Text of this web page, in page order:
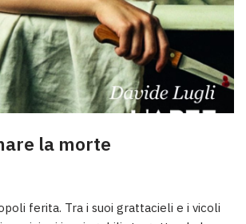
la morte
ferita. Tra i suoi grattacieli e i vicoli